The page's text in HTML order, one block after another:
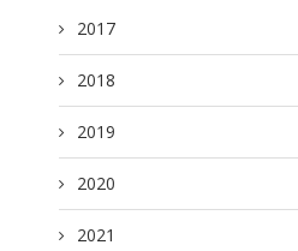
2017
2018
2019
2020
2021